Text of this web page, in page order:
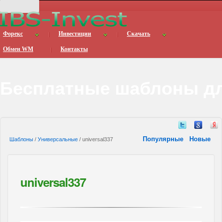
Форекс Инвестиции Скачать
Обмен WM Контакты
Шаблоны / Универсальные / universal337 Популярные Новые
universal337